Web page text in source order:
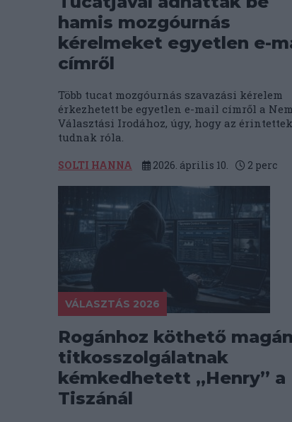
hamis mozgóurnás
kérelmeket egyetlen e-
címről
Több tucat mozgóurnás szavazási kérelem
érkezhetett be egyetlen e-mail címről a
Választási Irodához, úgy, hogy az
tudnak róla.
SOLTI HANNA 2026. április 10. 2 perc
VÁLASZTÁS 2026
Rogánhoz köthető
titkosszolgálatnak
kémkedhetett „Henry” a
Tiszánál